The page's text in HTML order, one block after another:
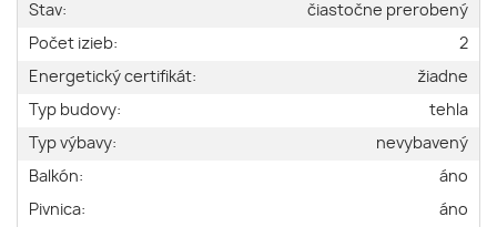
Stav:
čiastočne prerobený
Počet izieb:
2
Energetický certifikát:
žiadne
Typ budovy:
tehla
Typ výbavy:
nevybavený
Balkón:
áno
Pivnica:
áno